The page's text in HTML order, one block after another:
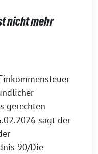
nicht mehr
gerechten
sagt der
90/Die